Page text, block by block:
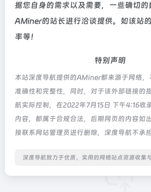
据您自身的需求以及需要，一些确切的
AMiner的站长进行洽谈提供。如该站
率等！
特别声明
本站深度导航提供的AMiner都来源于网络，
准确性和完整性，同时，对于该外部链接的
航实际控制，在2022年7月15日 下午4:16收
内容，都属于合规合法，后期网页的内容如
接联系网站管理员进行删除，深度导航不承
深度导航致力于优质、实用的网络站点资源收集与